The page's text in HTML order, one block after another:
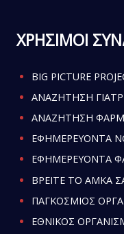
ΧΡΗΣΙΜΟΙ
BIG PICTURE
ΑΝΑΖΗΤΗΣΗ
ΑΝΑΖΗΤΗΣΗ
ΕΦΗΜΕΡΕΥΟΝΤΑ
ΕΦΗΜΕΡΕΥΟΝΤΑ
ΒΡΕΙΤΕ ΤΟ ΑΜΚΑ
ΠΑΓΚΟΣΜΙΟΣ
ΕΘΝΙΚΟΣ